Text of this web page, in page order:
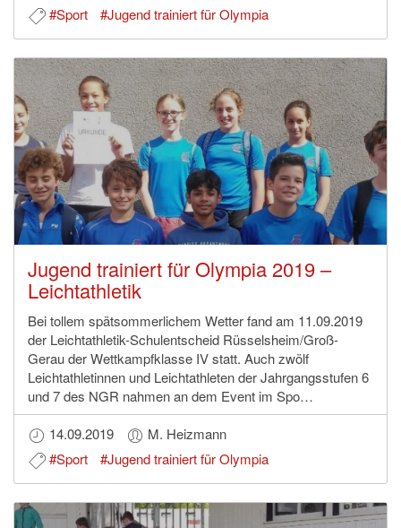
#Sport
#Jugend trainiert für Olympia
Jugend trainiert für Olympia 2019 –
Leichtathletik
Bei tollem spätsommerlichem Wetter fand am 11.09.2019
der Leichtathletik-Schulentscheid Rüsselsheim/Groß-
Gerau der Wettkampfklasse IV statt. Auch zwölf
Leichtathletinnen und Leichtathleten der Jahrgangsstufen 6
und 7 des NGR nahmen an dem Event im Spo…
14.09.2019
M. Heizmann
#Sport
#Jugend trainiert für Olympia